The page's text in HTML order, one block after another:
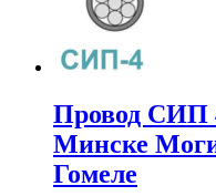
Провод СИП
Минске
Гомеле